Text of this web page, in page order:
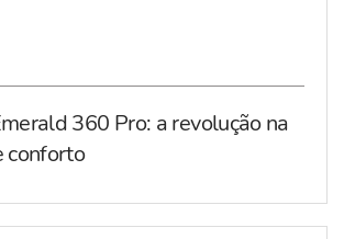
360 Pro: a revolução na
conforto